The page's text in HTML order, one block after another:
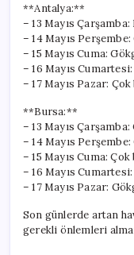
**Antalya:**
– 13 Mayıs
– 14 Mayıs
– 15 Mayıs Cuma:
– 16 Mayıs
– 17 Mayıs Pazar:
**Bursa:**
– 13 Mayıs
– 14 Mayıs
– 15 Mayıs Cuma:
– 16 Mayıs
– 17 Mayıs Pazar:
Son günlerde artan
gerekli önlemleri